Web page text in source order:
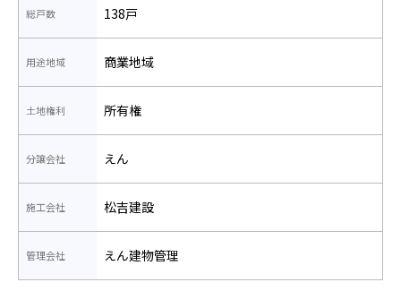
総戸数 138戸
用途地域 商業地域
土地権利 所有権
分譲会社 えん
施工会社 松吉建設
管理会社 えん建物管理